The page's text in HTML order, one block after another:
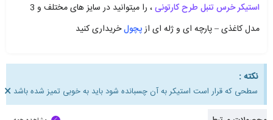
استیکر خرس تنبل طرح کارتونی
، را میتوانید در سایز های مختلف و 3
مدل کاغذی – پارچه ای و ژله ای ازپچولخریداری کنید
نکته :
سطحی که قرار است استیکر به آن چسبانده شود باید به خوبی تمیز شده باشد ×